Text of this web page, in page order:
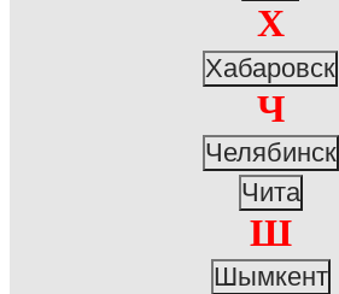
Х
Хабаровск
Ч
Челябинск
Чита
Ш
Шымкент